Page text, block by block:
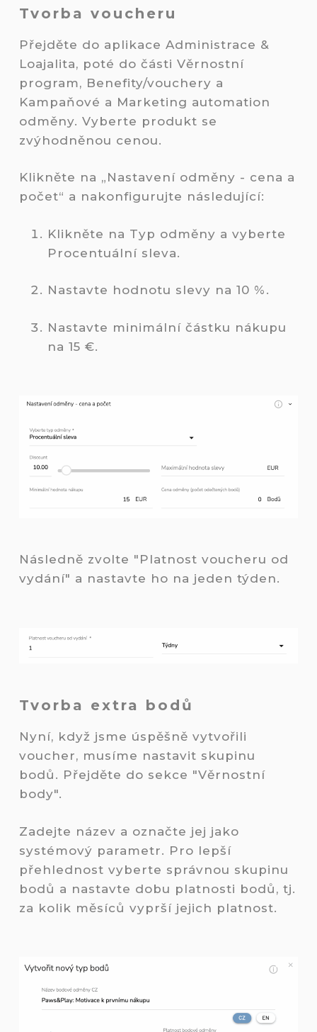
Tvorba voucheru
Přejděte do aplikace Administrace &
Loajalita, poté do části Věrnostní
program, Benefity/vouchery a
Kampaňové a Marketing automation
odměny. Vyberte produkt se
zvýhodněnou cenou.
Klikněte na „Nastavení odměny - cena a
počet“ a nakonfigurujte následující:
Klikněte na Typ odměny a vyberte
Procentuální sleva.
Nastavte hodnotu slevy na 10 %.
Nastavte minimální částku nákupu
na 15 €.
Následně zvolte "Platnost voucheru od
vydání" a nastavte ho na jeden týden.
Tvorba extra bodů
Nyní, když jsme úspěšně vytvořili
voucher, musíme nastavit skupinu
bodů. Přejděte do sekce "Věrnostní
body".
Zadejte název a označte jej jako
systémový parametr. Pro lepší
přehlednost vyberte správnou skupinu
bodů a nastavte dobu platnosti bodů, tj.
za kolik měsíců vyprší jejich platnost.